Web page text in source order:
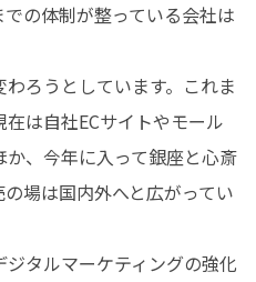
の体制が整っている会社は
ろうとしています。これま
は自社ECサイトやモール
、今年に入って銀座と心斎
場は国内外へと広がってい
タルマーケティングの強化